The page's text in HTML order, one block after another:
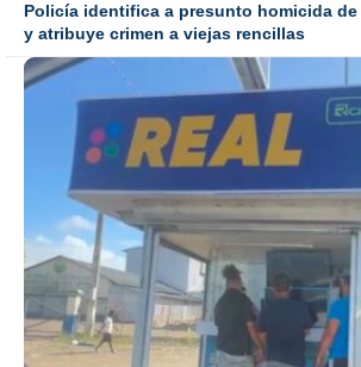
Policía identifica a presunto homicida
y atribuye crimen a viejas rencillas